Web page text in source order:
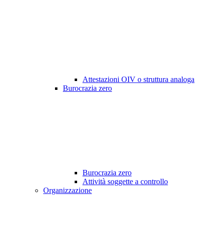
Attestazioni OIV o struttura analoga
Burocrazia zero
Burocrazia zero
Attività soggette a controllo
Organizzazione